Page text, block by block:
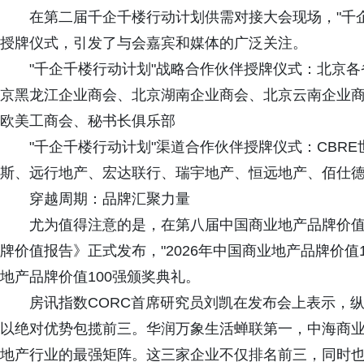
在第二届千企千楼行动计划供需对接大会现场，"
授牌仪式，引发了与会嘉宾和媒体的广泛关注。
"千企千楼行动计划"战略合作伙伴授牌仪式：北京
京黑龙江企业商会、北京湖南企业商会、北京云南企业
欧美工商会、秘书长俱乐部
"千企千楼行动计划"渠道合作伙伴授牌仪式：
斯、远行地产、宏达联行、瑞宇地产、恒远地产、佰仕
穿越周期：品牌汇聚力量
尤为值得注意的是，在第八届中国商业地产品牌价
牌价值报告》正式发布，"2026年中国商业地产品牌价
地产品牌价值100强颁奖典礼。
房讯指数CORC首席研究员刘凯在发布会上表示，
以绝对优势包揽前三。华润万象生活蝉联第一，中海商
地产行业的最强矩阵。这三家企业不仅排名前三，同时